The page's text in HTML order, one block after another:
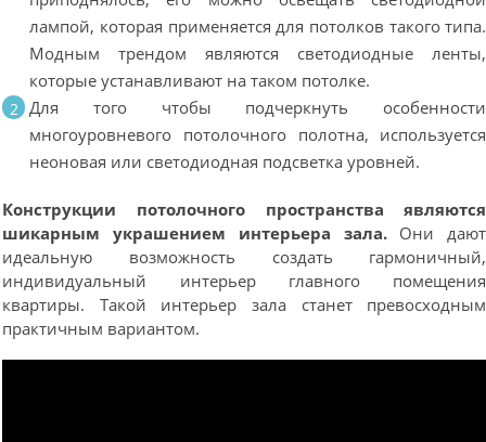
лампой, которая применяется для потолков такого типа.
Модным трендом являются светодиодные ленты,
которые устанавливают на таком потолке.
Для того чтобы подчеркнуть особенности
многоуровневого потолочного полотна, используется
неоновая или светодиодная подсветка уровней.
Конструкции потолочного пространства являются
шикарным украшением интерьера зала. Они дают
идеальную возможность создать гармоничный,
индивидуальный интерьер главного помещения
квартиры. Такой интерьер зала станет превосходным
практичным вариантом.